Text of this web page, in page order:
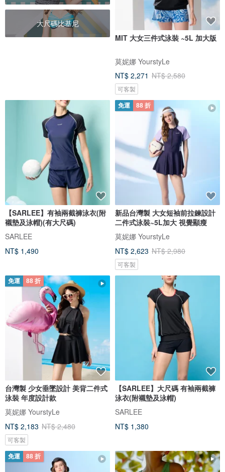
大尺碼比基尼
MIT 大女三件式泳裝 ~5L 加大版
莫妮娜 YourstyLe
NT$ 2,271 NT$ 2,580
可客製
【SARLEE】有袖兩截褲泳衣(附
襯墊及泳帽)(有大尺碼)
SARLEE
NT$ 1,490
免運 88 折
新品台灣製 大女短袖前拉鍊設計
二件式泳裝~5L加大 視覺顯瘦
莫妮娜 YourstyLe
NT$ 2,623 NT$ 2,980
可客製
免運 88 折
台灣製 少女垂墜設計 美背二件式
泳裝 年度設計款
莫妮娜 YourstyLe
NT$ 2,183 NT$ 2,480
可客製
【SARLEE】大尺碼 有袖兩截褲
泳衣(附襯墊及泳帽)
SARLEE
NT$ 1,380
免運 88 折